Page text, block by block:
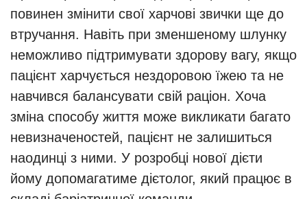
повинен змінити свої харчові звички ще до
втручання. Навіть при зменшеному шлунку
неможливо підтримувати здорову вагу, якщо
пацієнт харчується нездоровою їжею та не
навчився балансувати свій раціон. Хоча
зміна способу життя може викликати багато
невизначеностей, пацієнт не залишиться
наодинці з ними. У розробці нової дієти
йому допомагатиме дієтолог, який працює в